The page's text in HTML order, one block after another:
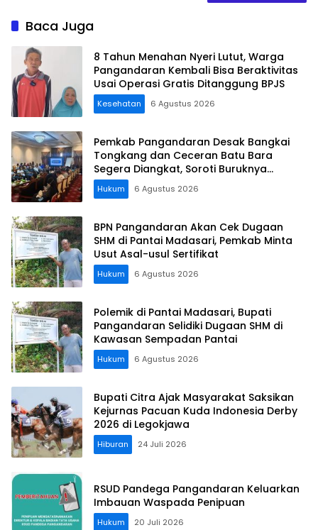
Baca Juga
8 Tahun Menahan Nyeri Lutut, Warga
Pangandaran Kembali Bisa Beraktivitas
Usai Operasi Gratis Ditanggung BPJS
Kesehatan 6 Agustus 2026
Pemkab Pangandaran Desak Bangkai
Tongkang dan Ceceran Batu Bara
Segera Diangkat, Soroti Buruknya
Koordinasi Perusahaan
Hukum 6 Agustus 2026
BPN Pangandaran Akan Cek Dugaan
SHM di Pantai Madasari, Pemkab Minta
Usut Asal-usul Sertifikat
Hukum 6 Agustus 2026
Polemik di Pantai Madasari, Bupati
Pangandaran Selidiki Dugaan SHM di
Kawasan Sempadan Pantai
Hukum 6 Agustus 2026
Bupati Citra Ajak Masyarakat Saksikan
Kejurnas Pacuan Kuda Indonesia Derby
2026 di Legokjawa
Hiburan 24 Juli 2026
RSUD Pandega Pangandaran Keluarkan
Imbauan Waspada Penipuan
Hukum 20 Juli 2026